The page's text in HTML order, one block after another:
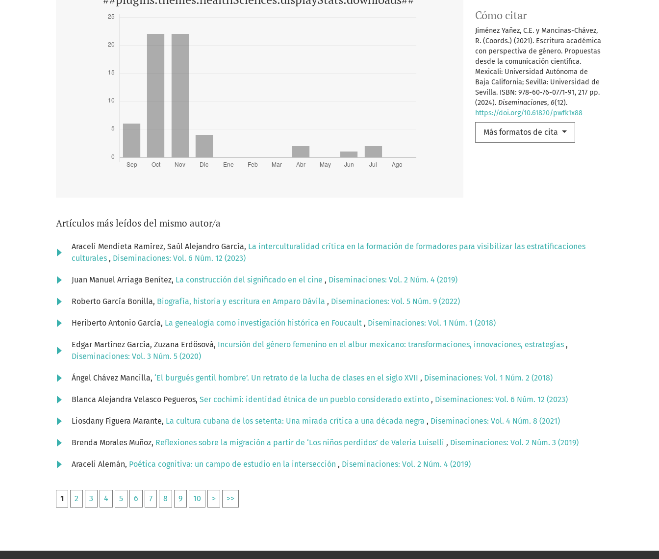
Cómo citar
Jiménez Yañez, C.E. y Mancinas-Chávez,
R. (Coords.) (2021). Escritura académica
con perspectiva de género. Propuestas
desde la comunicación científica.
Mexicali: Universidad Autónoma de
Baja California; Sevilla: Universidad de
Sevilla. ISBN: 978-60-76-0771-91, 217 pp.
(2024). Diseminaciones, 6(12).
https://doi.org/10.61820/pwfk1x88
Más formatos de cita
Artículos más leídos del mismo autor/a
Araceli Mendieta Ramírez, Saúl Alejandro García, La interculturalidad crítica en la formación de formadores para visibilizar las estratificaciones
culturales , Diseminaciones: Vol. 6 Núm. 12 (2023)
Juan Manuel Arriaga Benítez, La construcción del significado en el cine , Diseminaciones: Vol. 2 Núm. 4 (2019)
Roberto García Bonilla, Biografía, historia y escritura en Amparo Dávila , Diseminaciones: Vol. 5 Núm. 9 (2022)
Heriberto Antonio García, La genealogía como investigación histórica en Foucault , Diseminaciones: Vol. 1 Núm. 1 (2018)
Edgar Martínez García, Zuzana Erdösová, Incursión del género femenino en el albur mexicano: transformaciones, innovaciones, estrategias ,
Diseminaciones: Vol. 3 Núm. 5 (2020)
Ángel Chávez Mancilla, ‘El burgués gentil hombre’. Un retrato de la lucha de clases en el siglo XVII , Diseminaciones: Vol. 1 Núm. 2 (2018)
Blanca Alejandra Velasco Pegueros, Ser cochimí: identidad étnica de un pueblo considerado extinto , Diseminaciones: Vol. 6 Núm. 12 (2023)
Liosdany Figuera Marante, La cultura cubana de los setenta: Una mirada crítica a una década negra , Diseminaciones: Vol. 4 Núm. 8 (2021)
Brenda Morales Muñoz, Reflexiones sobre la migración a partir de ‘Los niños perdidos’ de Valeria Luiselli , Diseminaciones: Vol. 2 Núm. 3 (2019)
Araceli Alemán, Poética cognitiva: un campo de estudio en la intersección , Diseminaciones: Vol. 2 Núm. 4 (2019)
1 2 3 4 5 6 7 8 9 10 > >>